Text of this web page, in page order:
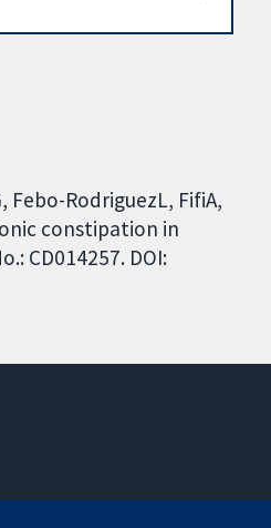
Febo-RodriguezL, FifiA,
constipation in
CD014257. DOI: